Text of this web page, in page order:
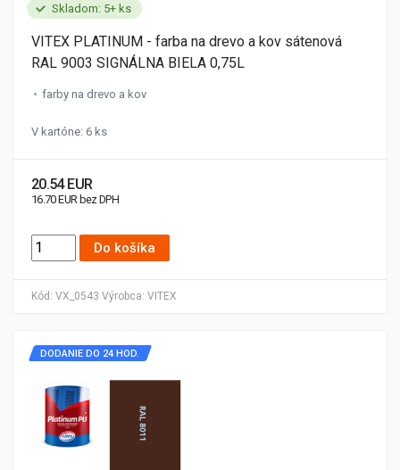
Skladom: 5+ ks
Kód: VX_0543 Výrobca: VITEX
VITEX PLATINUM - farba na drevo a kov sátenová
RAL 9003 SIGNÁLNA BIELA 0,75L
farby na drevo a kov
V kartóne: 6 ks
20.54 EUR
16.70 EUR bez DPH
Do košíka
DODANIE DO 24 HOD.